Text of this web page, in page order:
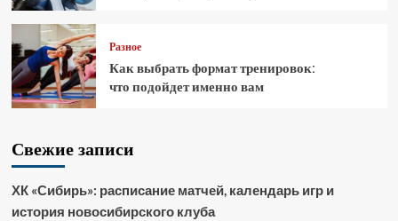
Разное
Как выбрать формат тренировок:
что подойдет именно вам
Свежие записи
ХК «Сибирь»: расписание матчей, календарь игр и
история новосибирского клуба